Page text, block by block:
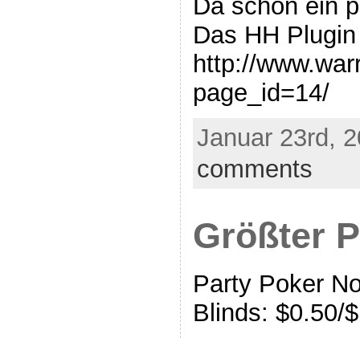
Da schon ein
Das HH
http://
page_id=14/
Januar 23rd,
comments
Größter
Party Poker
Blinds: $0.50/